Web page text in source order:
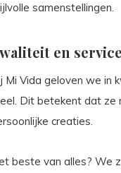
samenstellingen.
en
Mi Vida geloven we in
Dit betekent dat ze
creaties.
beste van alles? We